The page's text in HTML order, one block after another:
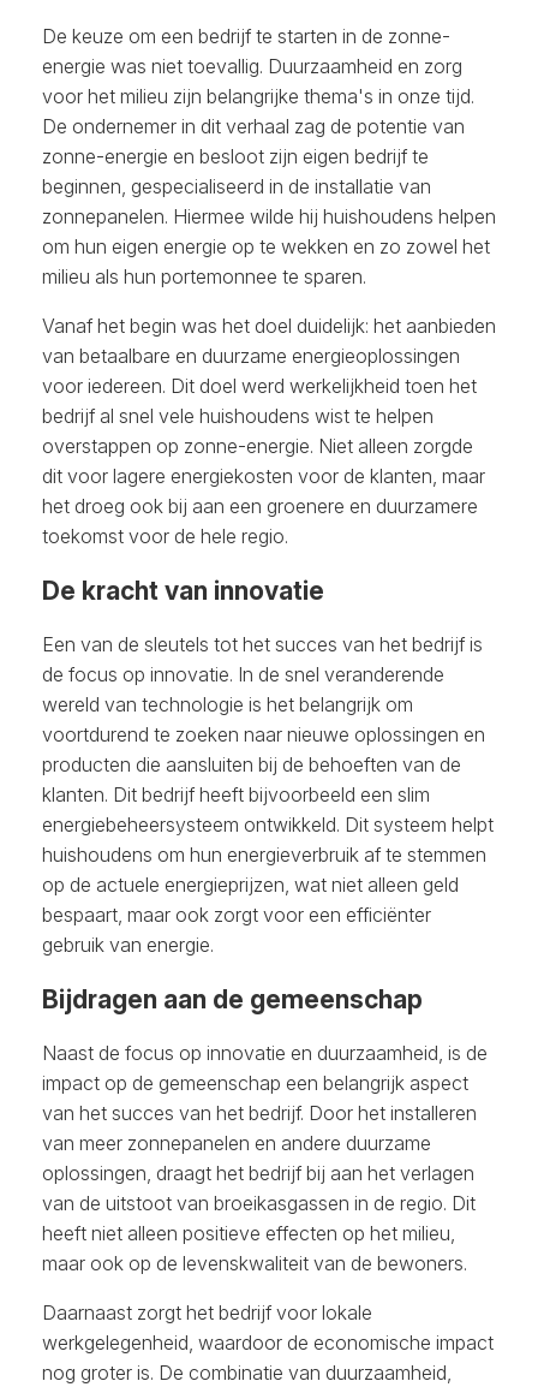
De keuze om een bedrijf te starten in de zonne-
energie was niet toevallig. Duurzaamheid en zorg
voor het milieu zijn belangrijke thema's in onze tijd.
De ondernemer in dit verhaal zag de potentie van
zonne-energie en besloot zijn eigen bedrijf te
beginnen, gespecialiseerd in de installatie van
zonnepanelen. Hiermee wilde hij huishoudens helpen
om hun eigen energie op te wekken en zo zowel het
milieu als hun portemonnee te sparen.
Vanaf het begin was het doel duidelijk: het aanbieden
van betaalbare en duurzame energieoplossingen
voor iedereen. Dit doel werd werkelijkheid toen het
bedrijf al snel vele huishoudens wist te helpen
overstappen op zonne-energie. Niet alleen zorgde
dit voor lagere energiekosten voor de klanten, maar
het droeg ook bij aan een groenere en duurzamere
toekomst voor de hele regio.
De kracht van innovatie
Een van de sleutels tot het succes van het bedrijf is
de focus op innovatie. In de snel veranderende
wereld van technologie is het belangrijk om
voortdurend te zoeken naar nieuwe oplossingen en
producten die aansluiten bij de behoeften van de
klanten. Dit bedrijf heeft bijvoorbeeld een slim
energiebeheersysteem ontwikkeld. Dit systeem helpt
huishoudens om hun energieverbruik af te stemmen
op de actuele energieprijzen, wat niet alleen geld
bespaart, maar ook zorgt voor een efficiënter
gebruik van energie.
Bijdragen aan de gemeenschap
Naast de focus op innovatie en duurzaamheid, is de
impact op de gemeenschap een belangrijk aspect
van het succes van het bedrijf. Door het installeren
van meer zonnepanelen en andere duurzame
oplossingen, draagt het bedrijf bij aan het verlagen
van de uitstoot van broeikasgassen in de regio. Dit
heeft niet alleen positieve effecten op het milieu,
maar ook op de levenskwaliteit van de bewoners.
Daarnaast zorgt het bedrijf voor lokale
werkgelegenheid, waardoor de economische impact
nog groter is. De combinatie van duurzaamheid,